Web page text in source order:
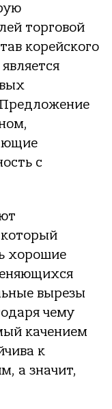
торговой
корейского
с
хорошие
вырезы
чему
качением
к
а значит,